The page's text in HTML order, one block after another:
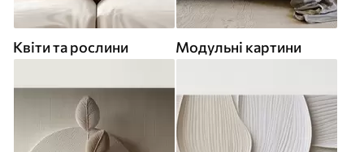
Квіти та рослини Модульні картини